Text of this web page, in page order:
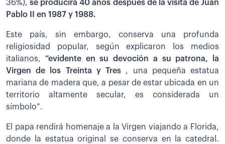
36%),se producirá 40 años después de la visita de Juan
Pablo II en 1987 y 1988.
Este país, sin embargo, conserva una profunda
religiosidad popular, según explicaron los medios
italianos, “evidente en su devoción a su patrona, la
Virgen de los Treinta y Tres , una pequeña estatua
mariana de madera que, a pesar de estar ubicada en un
territorio altamente secular, es considerada un
símbolo”.
El papa rendirá homenaje a la Virgen viajando a Florida,
donde la estatua original se conserva en la catedral.